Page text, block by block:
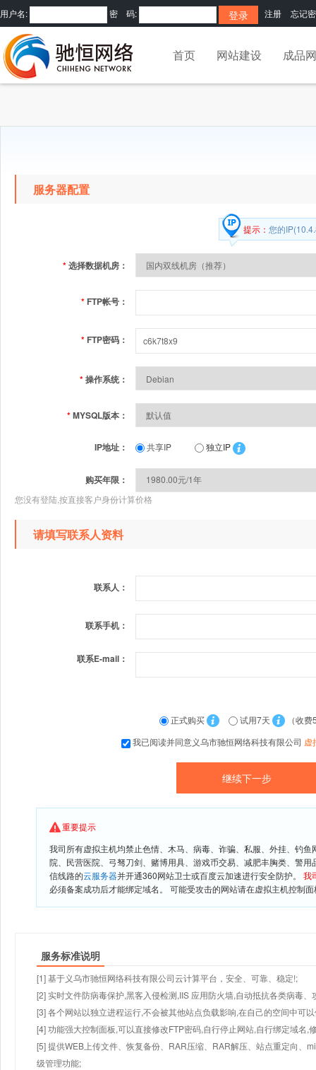
用户名: 密 码: 注册 忘记
首页 网站建设 成品
服务器配置
提示： 您的
*选择数据机房：
* FTP帐号：
* FTP密码：
*操作系统：
*MYSQL版本：
IP地址： 共享IP 独立IP
购买年限：
您没有登陆,按直接客户身份计算价格
请填写联系人资料
联系人：
联系手机：
联系E-mail：
正式购买 试用7天
（收费
我已阅读并同意义乌市驰恒网络科技有限公司 虚
重要提示
我司所有虚拟主机均禁止色情、木马、病毒、诈骗、私服、外挂、钓
院、民营医院、弓驽刀剑、赌博用具、游戏币交易、减肥丰胸类、警
信线路的云服务器并开通360网站卫士或百度云加速进行安全防护。 我
必须备案成功后才能绑定域名。 可能受攻击的网站请在虚拟主机控制
服务标准说明
[1] 基于义乌市驰恒网络科技有限公司云计算平台，安全、可靠、稳定!;
[2] 实时文件防病毒保护,黑客入侵检测,IIS 应用防火墙,自动抵抗各类病毒、
[3] 各个网站以独立进程运行,不会被其他站点负载影响,在自己的空间中可
[4] 功能强大控制面板,可以直接修改FTP密码,自行停止网站,自行绑定域名,
[5] 提供WEB上传文件、恢复备份、RAR压缩、RAR解压、站点重定向、
级管理功能;